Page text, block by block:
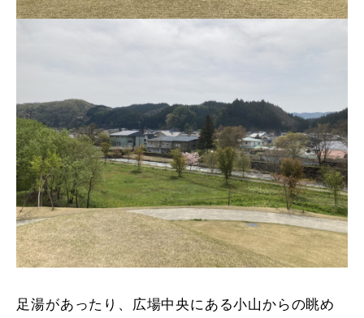
足湯があったり、広場中央にある小山からの眺め